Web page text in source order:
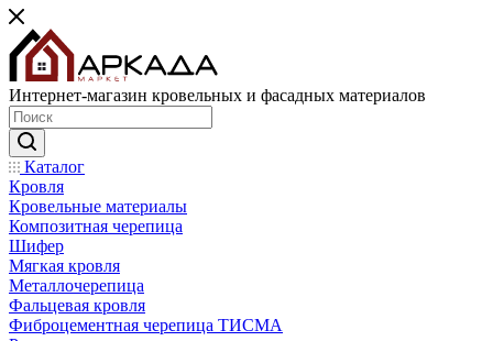
Интернет-магазин кровельных и фасадных материалов
Каталог
Кровля
Кровельные материалы
Композитная черепица
Шифер
Мягкая кровля
Металлочерепица
Фальцевая кровля
Фиброцементная черепица ТИСМА